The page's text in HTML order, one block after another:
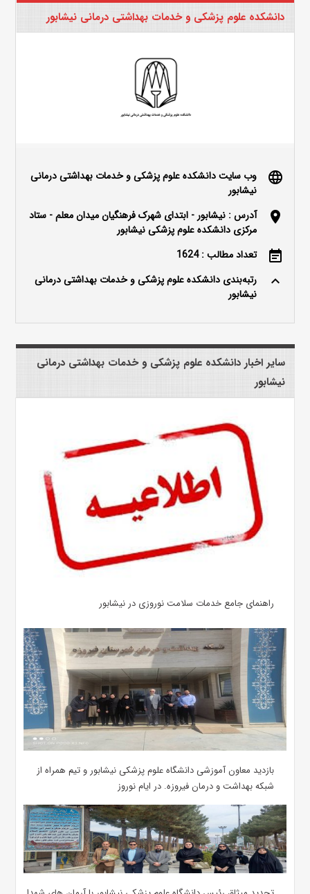
دانشکده علوم پزشکی و خدمات بهداشتی درمانی نیشابور
language
وب سایت دانشکده علوم پزشکی و خدمات بهداشتی درمانی
نیشابور
location_on
آدرس : نیشابور - ابتدای شهرک فرهنگیان میدان معلم - ستاد
مرکزی دانشکده علوم پزشکی نیشابور
event_note تعداد مطالب : 1624
keyboard_arrow_up
رتبه‌بندی دانشکده علوم پزشکی و خدمات بهداشتی درمانی
نیشابور
سایر اخبار دانشکده علوم پزشکی و خدمات بهداشتی درمانی
نیشابور
راهنمای جامع خدمات سلامت نوروزی در نیشابور
بازدید معاون آموزشی دانشگاه علوم پزشکی نیشابور و تیم همراه از
شبکه بهداشت و درمان فیروزه. در ایام نوروز